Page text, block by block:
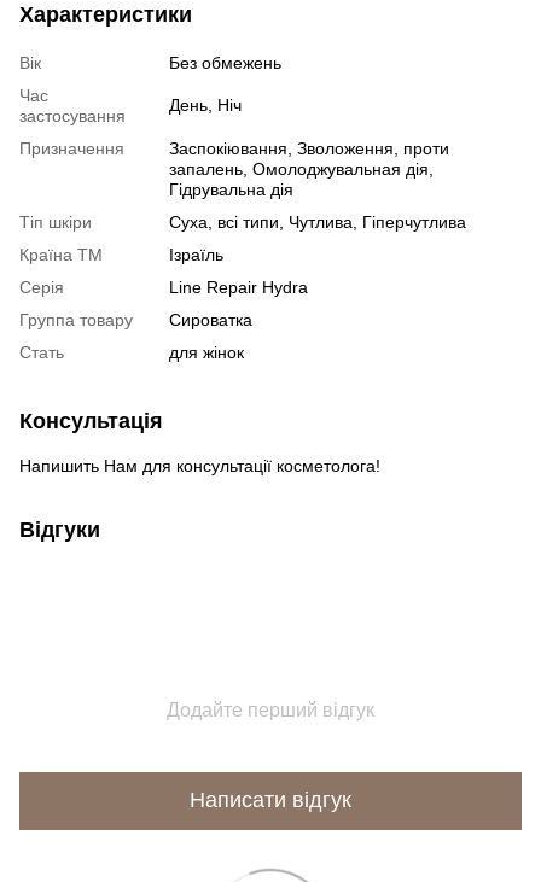
Характеристики
Вік
Без обмежень
Час
застосування
День, Ніч
Призначення
Заспокіювання, Зволоження, проти
запалень, Омолоджувальная дія,
Гідрувальна дія
Тіп шкіри
Суха, всі типи, Чутлива, Гіперчутлива
Країна ТМ
Ізраїль
Серія
Line Repair Hydra
Группа товару
Сироватка
Cтать
для жінок
Консультація
Напишить Нам для консультації косметолога!
Відгуки
Додайте перший відгук
Написати відгук